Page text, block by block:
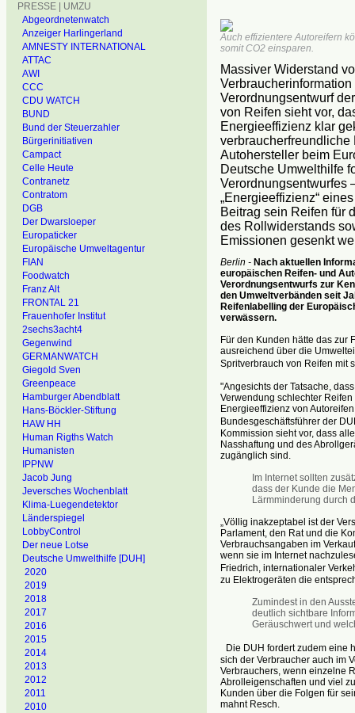
PRESSE | UMZU
Abgeordnetenwatch
Anzeiger Harlingerland
AMNESTY INTERNATIONAL
ATTAC
AWI
CCC
CDU WATCH
BUND
Bund der Steuerzahler
Bürgerinitiativen
Campact
Celle Heute
Contranetz
Contratom
DGB
Der Dwarsloeper
Europaticker
Europäische Umweltagentur
FIAN
Foodwatch
Franz Alt
FRONTAL 21
Frauenhofer Institut
2sechs3acht4
Gegenwind
GERMANWATCH
Giegold Sven
Greenpeace
Hamburger Abendblatt
Hans-Böckler-Stiftung
HAW HH
Human Rigths Watch
Humanisten
IPPNW
Jacob Jung
Jeversches Wochenblatt
Klima-Luegendetektor
Länderspiegel
LobbyControl
Der neue Lotse
Deutsche Umwelthilfe [DUH]
2020
2019
2018
2017
2016
2015
2014
2013
2012
2011
2010
Auch effizientere Autoreifern
somit CO2 einsparen.
Massiver Widerstand
Verordnungsentwurf
von Reifen sieht vor,
Energieeffizienz klar
verbraucherfreundliche
Autohersteller beim
Deutsche Umwelthilfe
Verordnungsentwurfes
„Energieeffizienz“
Beitrag sein Reifen für
des Rollwiderstands
Emissionen gesenkt
Berlin - Nach aktuellen
europäischen Reifen- und
Verordnungsentwurfs zur
den Umweltverbänden seit
Reifenlabelling der
verwässern.
Für den Kunden hätte das zur
ausreichend über die
Spritverbrauch von Reifen
"Angesichts der Tatsache,
Verwendung schlechter
Energieeffizienz von
Bundesgeschäftsführer der
Kommission sieht vor, dass
Nasshaftung und des
zugänglich sind.
Im Internet sollten
dass der Kunde die
Lärmminderung durch
„Völlig inakzeptabel ist der
Parlament, den Rat und die
Verbrauchsangaben im
wenn sie im Internet
Friedrich, internationaler
zu Elektrogeräten die
Zumindest in den
deutlich sichtbare
Geräuschwert und
Die DUH fordert zudem eine
sich der Verbraucher auch im
Verbrauchers, wenn einzelne
Abrolleigenschaften und viel
Kunden über die Folgen für
mahnt Resch.